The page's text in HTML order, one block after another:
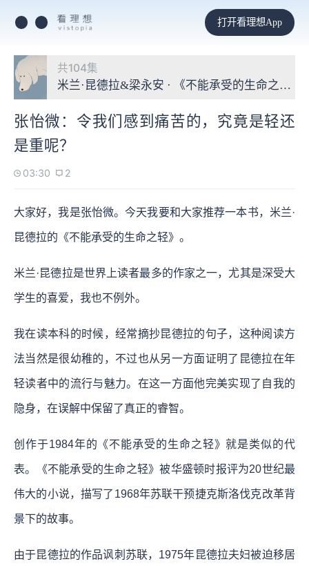
打开看理想App
共104集
米兰·昆德拉&梁永安 · 《不能承受的生命之轻》
张怡微：令我们感到痛苦的，究竟是轻还
是重呢？
03:30 2
大家好，我是张怡微。今天我要和大家推荐一本书，米兰·
昆德拉的《不能承受的生命之轻》。
米兰·昆德拉是世界上读者最多的作家之一，尤其是深受大
学生的喜爱，我也不例外。
我在读本科的时候，经常摘抄昆德拉的句子，这种阅读方
法当然是很幼稚的，不过也从另一方面证明了昆德拉在年
轻读者中的流行与魅力。在这一方面他完美实现了自我的
隐身，在误解中保留了真正的睿智。
创作于1984年的《不能承受的生命之轻》就是类似的代
表。《不能承受的生命之轻》被华盛顿时报评为20世纪最
伟大的小说，描写了1968年苏联干预捷克斯洛伐克改革背
景下的故事。
由于昆德拉的作品讽刺苏联，1975年昆德拉夫妇被迫移居